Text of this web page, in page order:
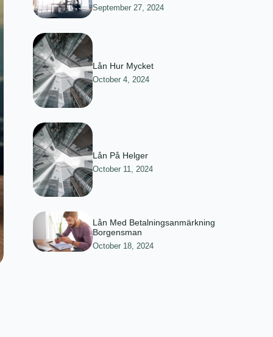
September 27, 2024
Lån Hur Mycket
October 4, 2024
Lån På Helger
October 11, 2024
Lån Med Betalningsanmärkning
Borgensman
October 18, 2024